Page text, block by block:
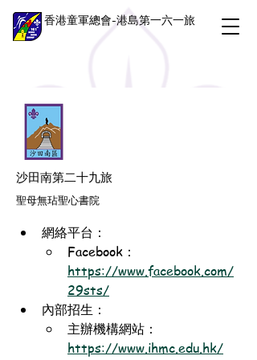
香港童軍總會-港島第一六一旅
沙田南第二十九旅
聖母無玷聖心書院
網絡平台：
Facebook：
https://www.facebook.com/
29sts/
內部招生：
主辦機構網站：
https://www.ihmc.edu.hk/